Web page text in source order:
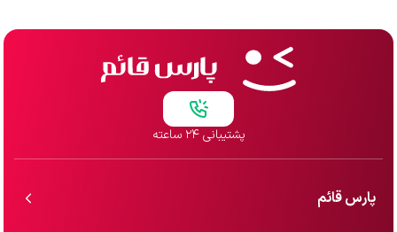
پشتیبانی ۲۴ ساعته
پارس قائم